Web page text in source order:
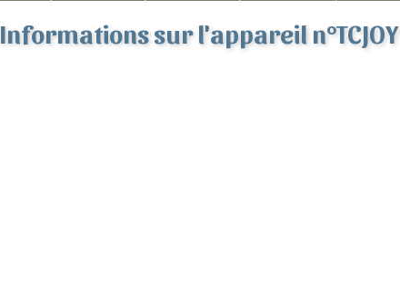
Informations sur l'appareil n°TCJOY